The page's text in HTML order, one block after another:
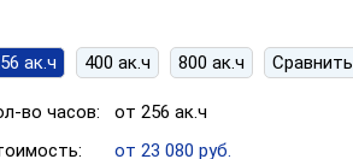
ак.ч 400 ак.ч 800 ак.ч Сравнить
во часов:
от 256 ак.ч
от 23 080 руб.